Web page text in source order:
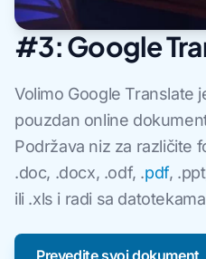
#3: Google
Volimo Google Translate
pouzdan online
Podržava niz za različite
.doc, .docx, .odf, .pdf,
ili .xls i radi sa
Prevedite svoj dokument